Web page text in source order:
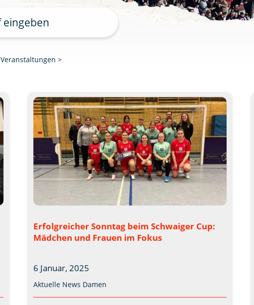
Veranstaltungen
Erfolgreicher Sonntag beim Schwaiger Cup:
Mädchen und Frauen im Fokus
6 Januar, 2025
Aktuelle News Damen